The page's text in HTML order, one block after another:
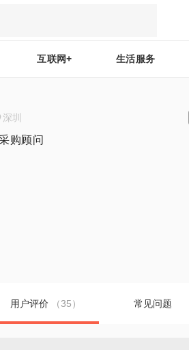
互联网+ 生活服务
深圳
购顾问
用户评价 （35） 常见问题